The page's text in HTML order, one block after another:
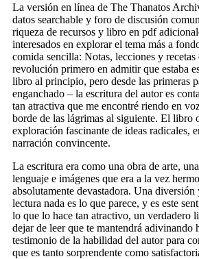
La versión en línea de The Thanatos
datos searchable y foro de discusión
riqueza de recursos y libro en pdf
interesados en explorar el tema más a
comida sencilla: Notas, lecciones y recetas
revolución primero en admitir que estaba
libro al principio, pero desde las primeras
enganchado – la escritura del autor es
tan atractiva que me encontré riendo en
borde de las lágrimas al siguiente. El libro
exploración fascinante de ideas radicales,
narración convincente.
La escritura era como una obra de arte,
lenguaje e imágenes que era a la vez
absolutamente devastadora. Una
lectura nada es lo que parece, y es este
lo que lo hace tan atractivo, un verdadero
dejar de leer que te mantendrá adivinando
testimonio de la habilidad del autor para
que es tanto sorprendente como